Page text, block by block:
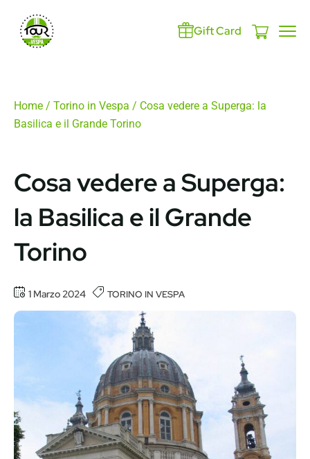
Gift Card
Home / Torino in Vespa / Cosa vedere a Superga: la
Basilica e il Grande Torino
Cosa vedere a Superga:
la Basilica e il Grande
Torino
1 Marzo 2024 TORINO IN VESPA